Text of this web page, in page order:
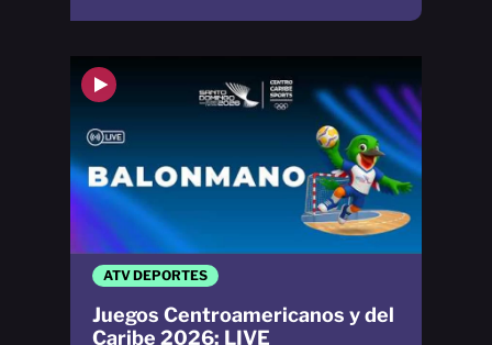
ATV DEPORTES
Juegos Centroamericanos y del
Caribe 2026: LIVE